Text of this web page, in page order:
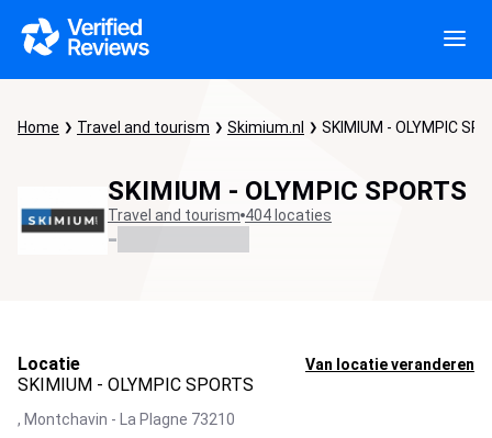
Home Travel and tourism Skimium.nl SKIMIUM - OLYMPIC
SKIMIUM - OLYMPIC SPORTS
Travel and tourism 404 locaties
-
Locatie Van locatie veranderen
SKIMIUM - OLYMPIC SPORTS
, Montchavin - La Plagne 73210